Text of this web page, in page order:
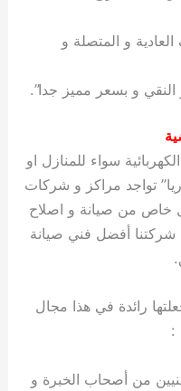
و المتصلة و
النقي و بسعر مميز جدا”.
سواء للمنازل او
تواجد مراكز و شركات
خاص من صيانة و اصلاح
شركتنا أفضل فني صيانة
رائدة في هذا مجال
:
من أصحاب الخبرة و